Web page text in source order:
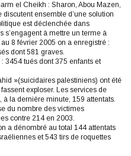
el Cheikh : Sharon, Abou Mazen,
ensemble d’une solution
est déclenchée dans
s’engagent à mettre un terme à
8 février 2005 on a enregistré :
dont 581 graves.
3454 tués dont 375 enfants et
»(suicidaires palestiniens) ont été
exploser. Les services de
la dernière minute, 159 attentats.
du nombre des victimes
contre 214 en 2003.
a dénombré au total 144 attentats
et 543 tirs de roquettes